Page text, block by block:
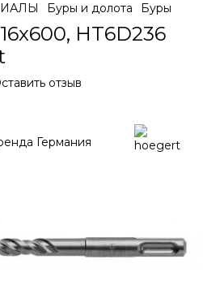
Буры и долота Буры
HT6D236
отзыв